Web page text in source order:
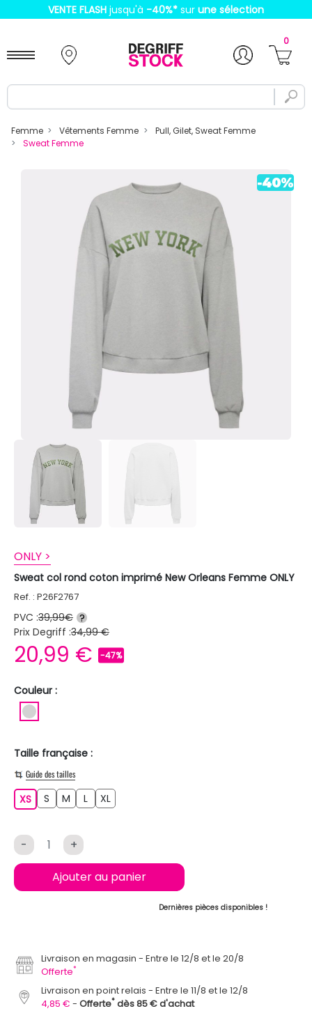
VENTE FLASH jusqu'à -40%* sur une sélection
0
Femme Vêtements Femme
Pull, Gilet, Sweat Femme
Sweat Femme
ONLY >
Sweat col rond coton imprimé New Orleans Femme ONLY
Ref. : P26F2767
PVC :39,99€ ?
Prix Degriff :34,99 €
20,99 € -47%
Couleur :
Taille française :
Guide des tailles
XSXS S M L XL
- +
Ajouter au panier
Dernières pièces disponibles !
Livraison en magasin
Entre le 12/8 et le 20/8
Offerte*
Livraison en point relais
Entre le 11/8 et le 12/8
4,85 €
Offerte* dès 85 € d'achat